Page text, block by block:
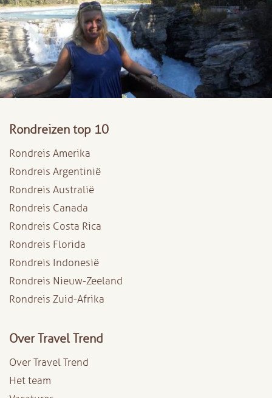
Rondreizen top 10
Rondreis Amerika
Rondreis Argentinië
Rondreis Australië
Rondreis Canada
Rondreis Costa Rica
Rondreis Florida
Rondreis Indonesië
Rondreis Nieuw-Zeeland
Rondreis Zuid-Afrika
Over Travel Trend
Over Travel Trend
Het team